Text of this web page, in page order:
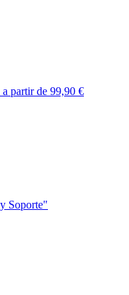
a partir de 99,90 €
Soporte"